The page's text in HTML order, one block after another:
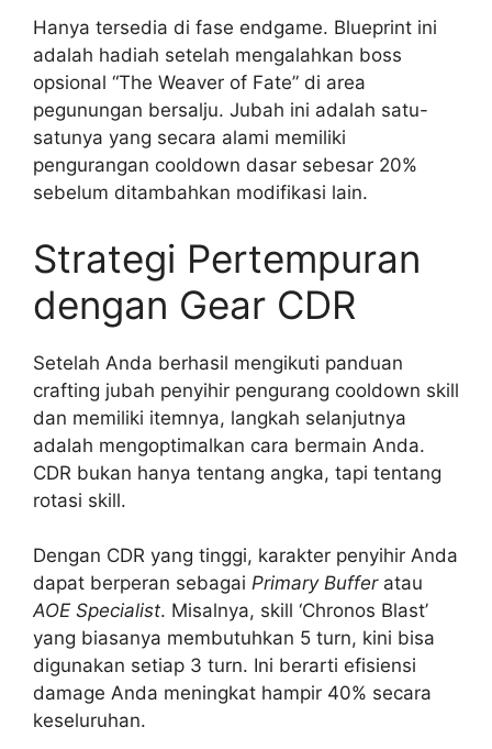
Hanya tersedia di fase endgame. Blueprint ini
adalah hadiah setelah mengalahkan boss
opsional “The Weaver of Fate” di area
pegunungan bersalju. Jubah ini adalah satu-
satunya yang secara alami memiliki
pengurangan cooldown dasar sebesar 20%
sebelum ditambahkan modifikasi lain.
Strategi Pertempuran
dengan Gear CDR
Setelah Anda berhasil mengikuti panduan
crafting jubah penyihir pengurang cooldown skill
dan memiliki itemnya, langkah selanjutnya
adalah mengoptimalkan cara bermain Anda.
CDR bukan hanya tentang angka, tapi tentang
rotasi skill.
Dengan CDR yang tinggi, karakter penyihir Anda
dapat berperan sebagai Primary Bufferatau
AOE Specialist. Misalnya, skill ‘Chronos Blast’
yang biasanya membutuhkan 5 turn, kini bisa
digunakan setiap 3 turn. Ini berarti efisiensi
damage Anda meningkat hampir 40% secara
keseluruhan.